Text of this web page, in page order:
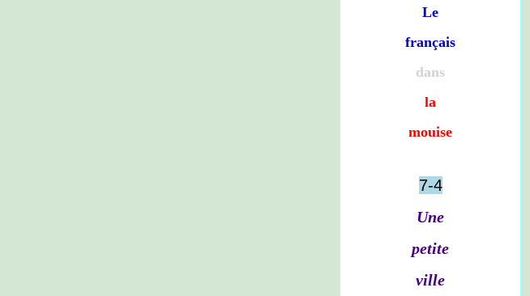
Le
français
dans
la
mouise
7-4
Une
petite
ville